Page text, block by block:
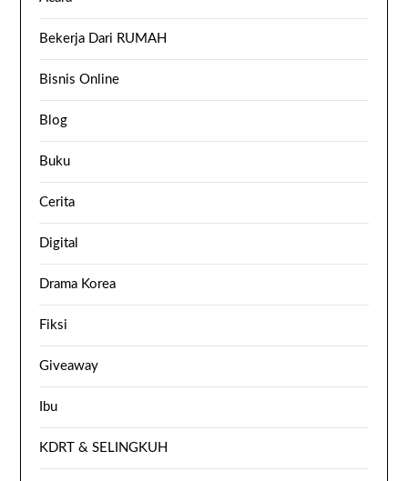
Bekerja Dari RUMAH
Bisnis Online
Blog
Buku
Cerita
Digital
Drama Korea
Fiksi
Giveaway
Ibu
KDRT & SELINGKUH